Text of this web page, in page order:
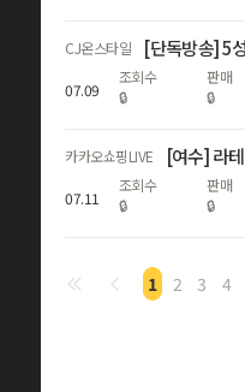
CJ온스타일
07.09
조회수
🔒
판매
🔒
카카오쇼핑LIVE
07.11
조회수
🔒
판매
🔒
1 2 3 4